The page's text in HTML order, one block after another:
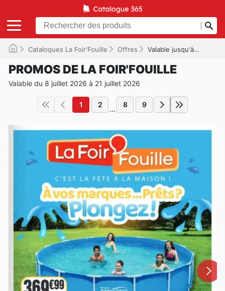
Catalogues La Foir'Fouille Offres Valable jusqu'à 21/07/2026
PROMOS DE LA FOIR'FOUILLE
Valable du 8 juillet 2026 à 21 juillet 2026
1 2 ... 8 9